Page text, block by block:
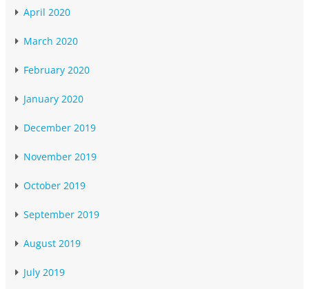
April 2020
March 2020
February 2020
January 2020
December 2019
November 2019
October 2019
September 2019
August 2019
July 2019